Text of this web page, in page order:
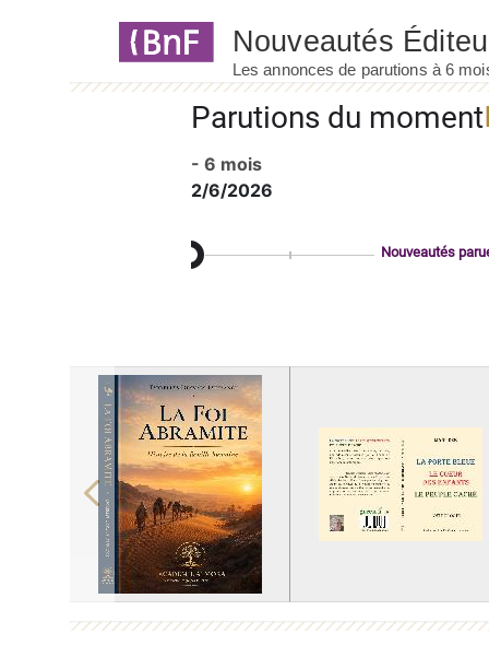
Parutions du moment
- 6 mois
2/6/2026
Nouveautés
Previous